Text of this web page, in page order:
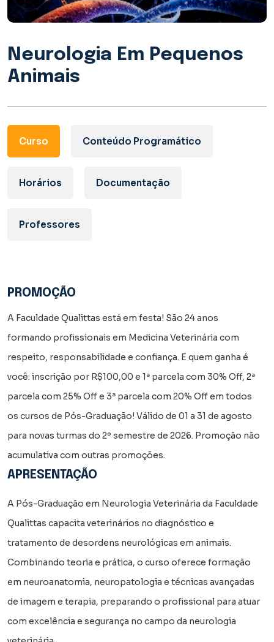
Neurologia Em Pequenos
Animais
Curso Conteúdo Programático
Horários Documentação
Professores
PROMOÇÃO
A Faculdade Qualittas está em festa! São 24 anos
formando profissionais em Medicina Veterinária com
respeito, responsabilidade e confiança. E quem ganha é
você: inscrição por R$100,00 e 1ª parcela com 30% Off, 2ª
parcela com 25% Off e 3ª parcela com 20% Off em todos
os cursos de Pós-Graduação! Válido de 01 a 31 de agosto
para novas turmas do 2º semestre de 2026. Promoção não
acumulativa com outras promoções.
APRESENTAÇÃO
A Pós-Graduação em Neurologia Veterinária da Faculdade
Qualittas capacita veterinários no diagnóstico e
tratamento de desordens neurológicas em animais.
Combinando teoria e prática, o curso oferece formação
em neuroanatomia, neuropatologia e técnicas avançadas
de imagem e terapia, preparando o profissional para atuar
com excelência e segurança no campo da neurologia